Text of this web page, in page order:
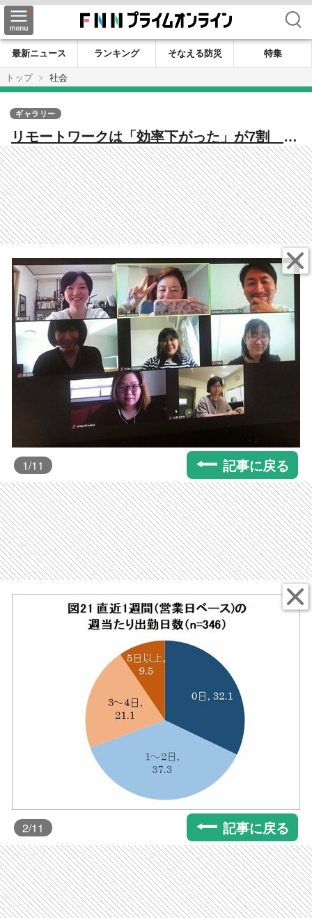
検索
最新ニュース ランキング そなえる防災
特集
トップ
社会
リモートワークは「効率下がった」が7割 あ
なたは“時間泥棒”な上司ではないですか？
ギャラリー
1/11 記事に戻る
2/11 記事に戻る